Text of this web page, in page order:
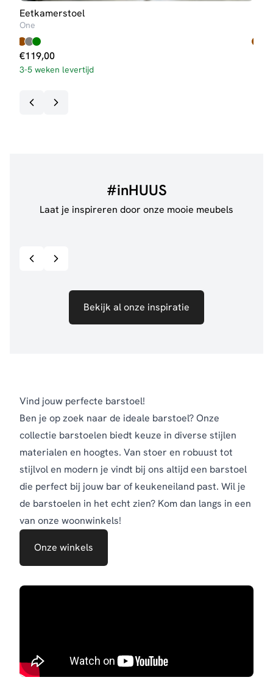
Eetkamerstoel
One
€119,00
3-5 weken levertijd
#inHUUS
Laat je inspireren door onze mooie meubels
Bekijk al onze inspiratie
Vind jouw perfecte barstoel!
Ben je op zoek naar de ideale barstoel? Onze
collectie barstoelen biedt keuze in diverse stijlen
materialen en hoogtes. Van stoer en robuust tot
stijlvol en modern je vindt bij ons altijd een barstoel
die perfect bij jouw bar of keukeneiland past. Wil je
de barstoelen in het echt zien? Kom dan langs in een
van onze woonwinkels!
Onze winkels